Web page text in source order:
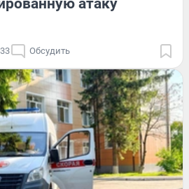
атаку
Обсудить